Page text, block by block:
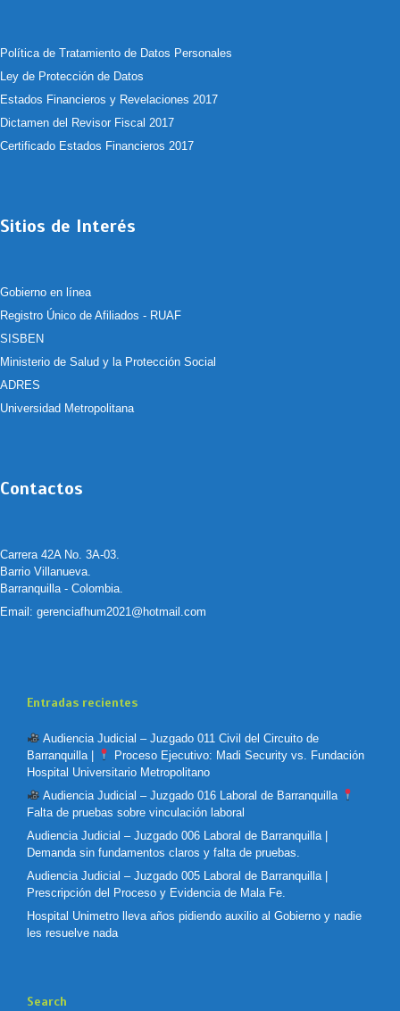
Política de Tratamiento de Datos Personales
Ley de Protección de Datos
Estados Financieros y Revelaciones 2017
Dictamen del Revisor Fiscal 2017
Certificado Estados Financieros 2017
Sitios de Interés
Gobierno en línea
Registro Único de Afiliados - RUAF
SISBEN
Ministerio de Salud y la Protección Social
ADRES
Universidad Metropolitana
Contactos
Carrera 42A No. 3A-03.
Barrio Villanueva.
Barranquilla - Colombia.
Email: gerenciafhum2021@hotmail.com
Entradas recientes
Audiencia Judicial – Juzgado 011 Civil del Circuito de
Barranquilla |
Proceso Ejecutivo: Madi Security vs. Fundación
Hospital Universitario Metropolitano
Audiencia Judicial – Juzgado 016 Laboral de Barranquilla
Falta de pruebas sobre vinculación laboral
Audiencia Judicial – Juzgado 006 Laboral de Barranquilla |
Demanda sin fundamentos claros y falta de pruebas.
Audiencia Judicial – Juzgado 005 Laboral de Barranquilla |
Prescripción del Proceso y Evidencia de Mala Fe.
Hospital Unimetro lleva años pidiendo auxilio al Gobierno y nadie
les resuelve nada
Search